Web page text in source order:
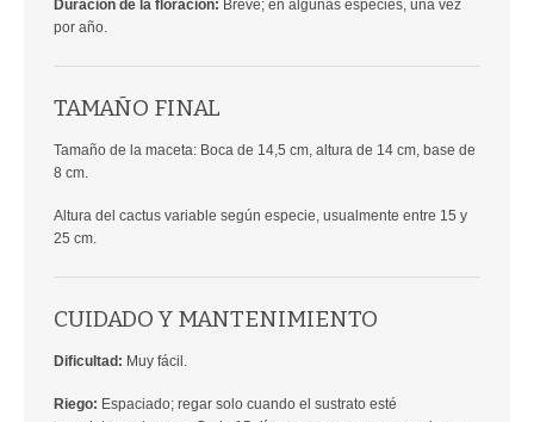
Duración de la floración: Breve; en algunas especies, una vez
por año.
TAMAÑO FINAL
Tamaño de la maceta: Boca de 14,5 cm, altura de 14 cm, base de
8 cm.
Altura del cactus variable según especie, usualmente entre 15 y
25 cm.
CUIDADO Y MANTENIMIENTO
Dificultad: Muy fácil.
Riego: Espaciado; regar solo cuando el sustrato esté